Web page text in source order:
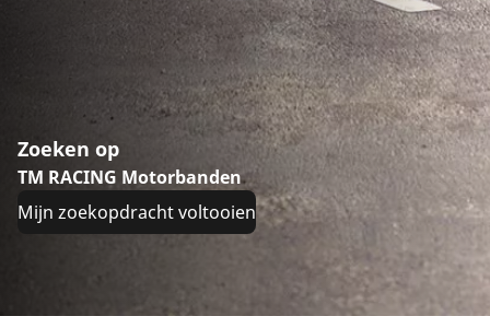
Zoeken op
TM RACING Motorbanden
Mijn zoekopdracht voltooien